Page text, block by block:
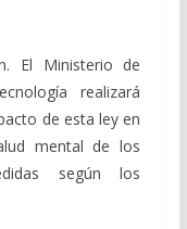
El Ministerio de
realizará
de esta ley en
mental de los
según los